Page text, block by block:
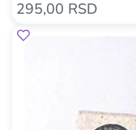
295,00 RSD